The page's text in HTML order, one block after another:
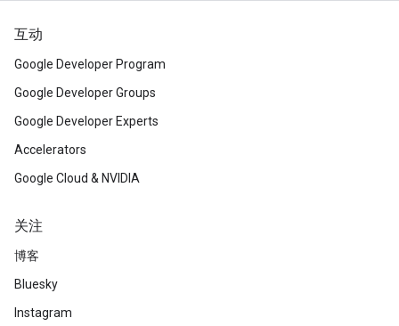
互动
Google Developer Program
Google Developer Groups
Google Developer Experts
Accelerators
Google Cloud & NVIDIA
关注
博客
Bluesky
Instagram